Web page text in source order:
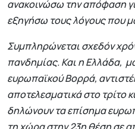
ανακοινώσω την απόφαση
εξηγήσω τους λόγους που
Συμπληρώνεται σχεδόν
πανδημίας. Και η Ελλάδα,
ευρωπαϊκού Βορρά,
αποτελεσματικά στο τρίτο
δηλώνουν τα επίσημα